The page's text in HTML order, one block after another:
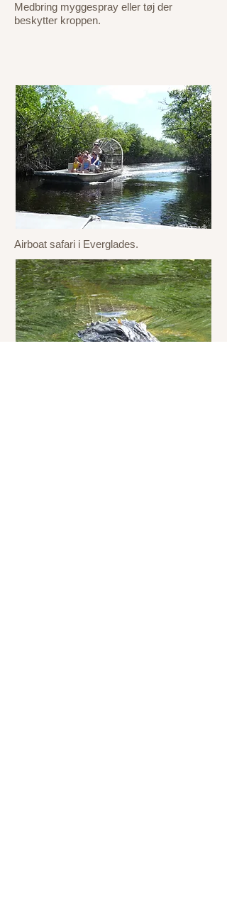
Medbring myggespray eller tøj der
beskytter kroppen.
© drivingusa.dk
Airboat safari i Everglades.